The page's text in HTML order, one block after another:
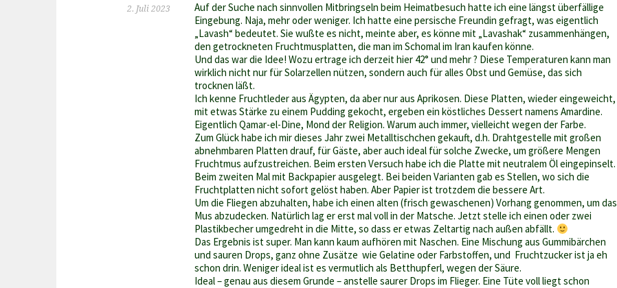
2. Juli 2023
Auf der Suche nach sinnvollen Mitbringseln beim Heimatbesuch hatte ich eine längst überfällige
Eingebung. Naja, mehr oder weniger. Ich hatte eine persische Freundin gefragt, was eigentlich
„Lavash“ bedeutet. Sie wußte es nicht, meinte aber, es könne mit „Lavashak“ zusammenhängen,
den getrockneten Fruchtmusplatten, die man im Schomal im Iran kaufen könne.
Und das war die Idee! Wozu ertrage ich derzeit hier 42° und mehr ? Diese Temperaturen kann man
wirklich nicht nur für Solarzellen nützen, sondern auch für alles Obst und Gemüse, das sich
trocknen läßt.
Ich kenne Fruchtleder aus Ägypten, da aber nur aus Aprikosen. Diese Platten, wieder eingeweicht,
mit etwas Stärke zu einem Pudding gekocht, ergeben ein köstliches Dessert namens Amardine.
Eigentlich Qamar-el-Dine, Mond der Religion. Warum auch immer, vielleicht wegen der Farbe.
Zum Glück habe ich mir dieses Jahr zwei Metalltischchen gekauft, d.h. Drahtgestelle mit großen
abnehmbaren Platten drauf, für Gäste, aber auch ideal für solche Zwecke, um größere Mengen
Fruchtmus aufzustreichen. Beim ersten Versuch habe ich die Platte mit neutralem Öl eingepinselt.
Beim zweiten Mal mit Backpapier ausgelegt. Bei beiden Varianten gab es Stellen, wo sich die
Fruchtplatten nicht sofort gelöst haben. Aber Papier ist trotzdem die bessere Art.
Um die Fliegen abzuhalten, habe ich einen alten (frisch gewaschenen) Vorhang genommen, um das
Mus abzudecken. Natürlich lag er erst mal voll in der Matsche. Jetzt stelle ich einen oder zwei
Plastikbecher umgedreht in die Mitte, so dass er etwas Zeltartig nach außen abfällt.
Das Ergebnis ist super. Man kann kaum aufhören mit Naschen. Eine Mischung aus Gummibärchen
und sauren Drops, ganz ohne Zusätze wie Gelatine oder Farbstoffen, und Fruchtzucker ist ja eh
schon drin. Weniger ideal ist es vermutlich als Betthupferl, wegen der Säure.
Ideal – genau aus diesem Grunde – anstelle saurer Drops im Flieger. Eine Tüte voll liegt schon